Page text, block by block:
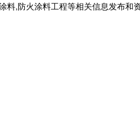
料,防火涂料工程等相关信息发布和